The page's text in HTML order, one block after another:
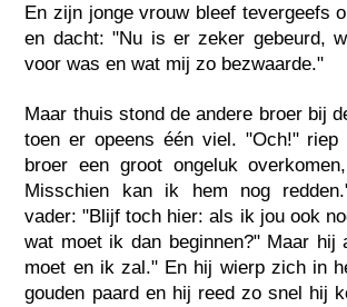
En zijn jonge vrouw bleef tevergeefs
en dacht: "Nu is er zeker gebeurd,
voor was en wat mij zo bezwaarde."
Maar thuis stond de andere broer bij
toen er opeens één viel. "Och!"
broer een groot ongeluk
Misschien kan ik hem nog
vader: "Blijf toch hier: als ik jou ook
wat moet ik dan beginnen?" Maar hij
moet en ik zal." En hij wierp zich in
gouden paard en hij reed zo snel hij